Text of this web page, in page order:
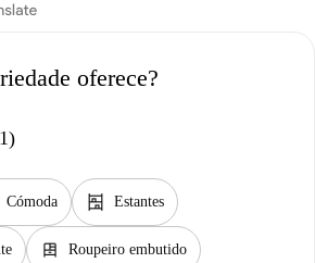
oferece?
Cómoda shelves Estantes
dresser Roupeiro embutido